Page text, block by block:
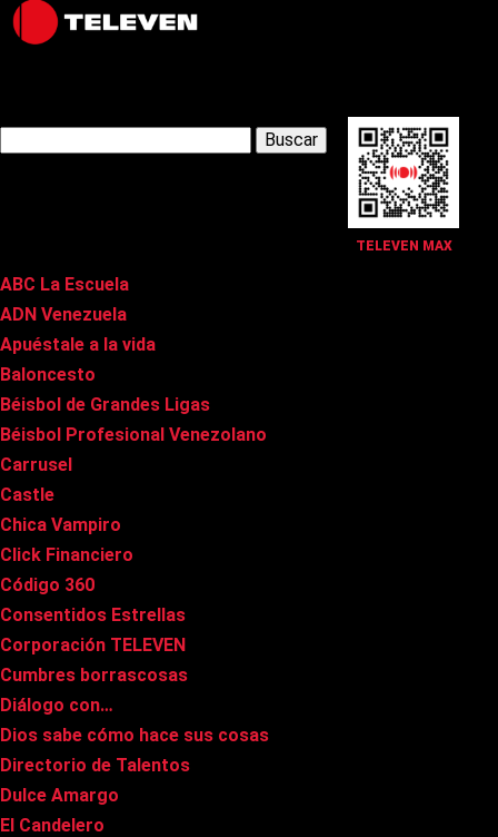
TELEVEN MAX
Latest Posts
ABC La Escuela
ADN Venezuela
Apuéstale a la vida
Baloncesto
Béisbol de Grandes Ligas
Béisbol Profesional Venezolano
Carrusel
Castle
Chica Vampiro
Click Financiero
Código 360
Consentidos Estrellas
Corporación TELEVEN
Cumbres borrascosas
Diálogo con…
Dios sabe cómo hace sus cosas
Directorio de Talentos
Dulce Amargo
El Candelero